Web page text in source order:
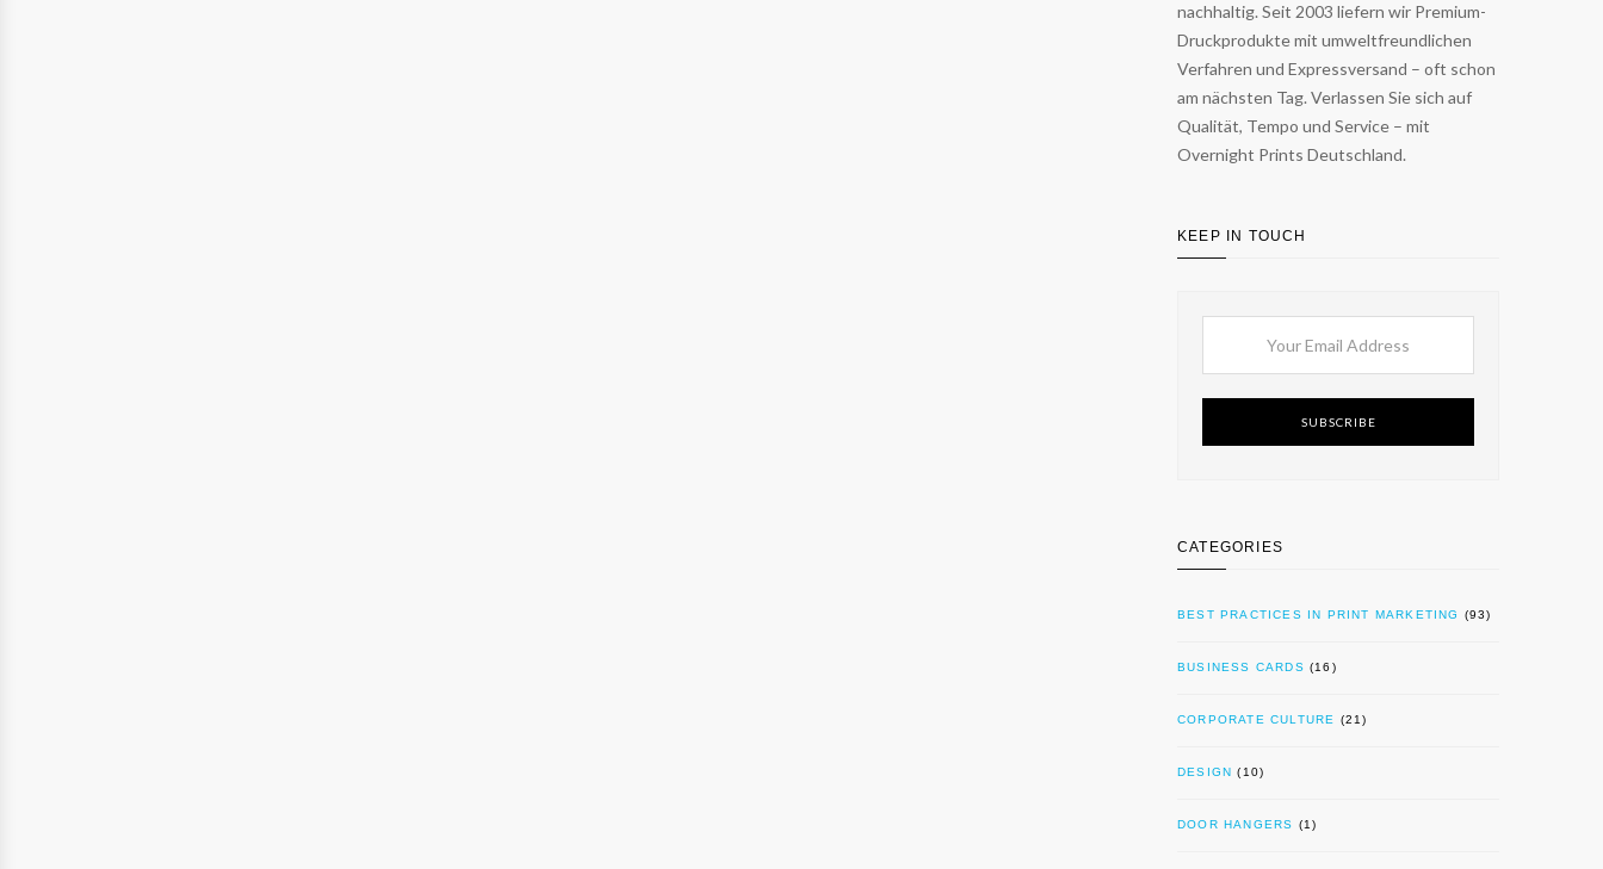
nachhaltig. Seit 2003 liefern wir Premium-
Druckprodukte mit umweltfreundlichen
Verfahren und Expressversand – oft schon
am nächsten Tag. Verlassen Sie sich auf
Qualität, Tempo und Service – mit
Overnight Prints Deutschland.
KEEP IN TOUCH
SUBSCRIBE
CATEGORIES
BEST PRACTICES IN PRINT MARKETING (93)
BUSINESS CARDS (16)
CORPORATE CULTURE (21)
DESIGN (10)
DOOR HANGERS (1)